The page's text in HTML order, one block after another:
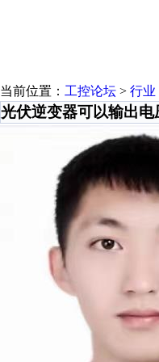
当前位置： 工控论坛 > 行业
光伏逆变器可以输出